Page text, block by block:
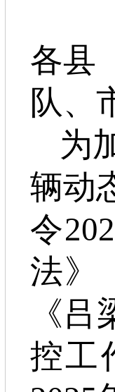
各县
队、
为
辆动
令
法》
《吕
控工